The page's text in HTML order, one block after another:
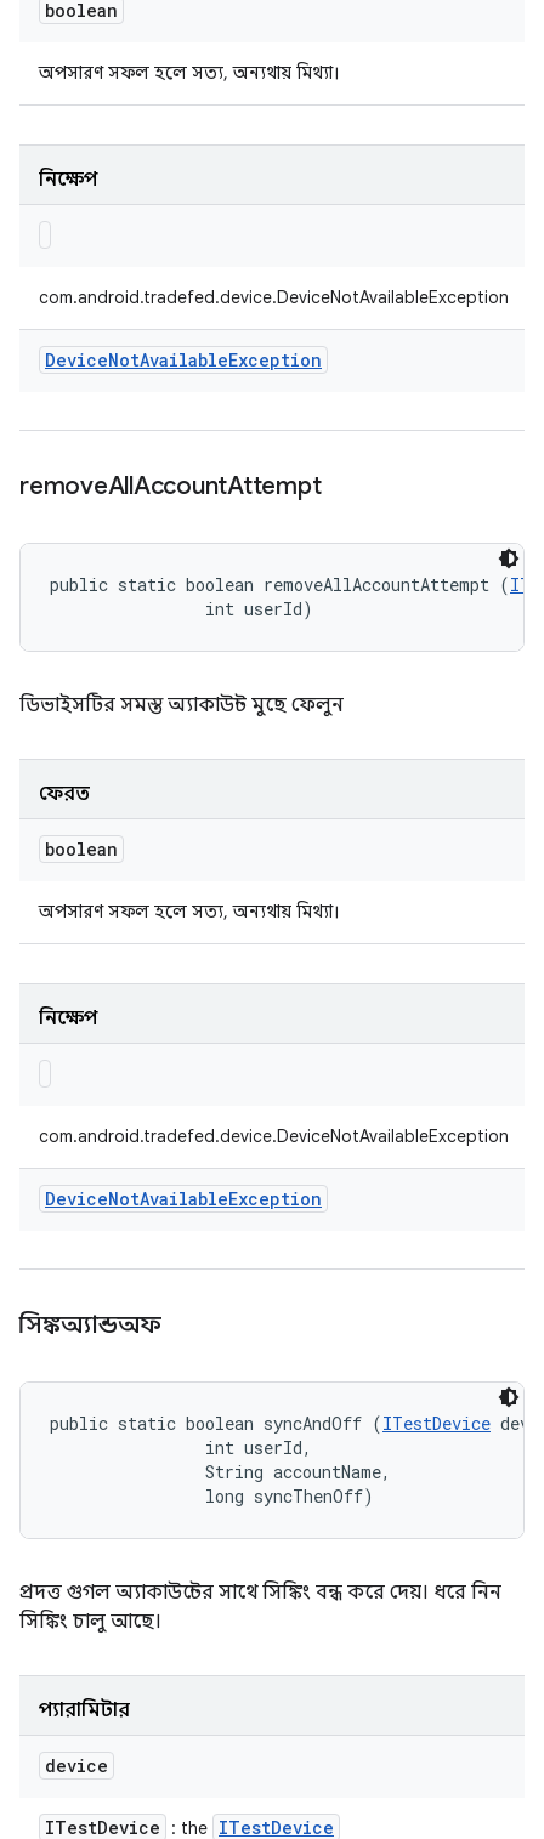
boolean
অপসারণ সফল হলে সত্য, অন্যথায় মিথ্যা।
নিক্ষেপ
com.android.tradefed.device.DeviceNotAvailableException
DeviceNotAvailableException
removeAllAccountAttempt
public static boolean removeAllAccountAttempt (
                int userId)
ডিভাইসটির সমস্ত অ্যাকাউন্ট মুছে ফেলুন
ফেরত
boolean
অপসারণ সফল হলে সত্য, অন্যথায় মিথ্যা।
নিক্ষেপ
com.android.tradefed.device.DeviceNotAvailableException
DeviceNotAvailableException
সিঙ্কঅ্যান্ডঅফ
public static boolean syncAndOff (ITestDevice
                int userId,
                String accountName,
                long syncThenOff)
প্রদত্ত গুগল অ্যাকাউন্টের সাথে সিঙ্কিং বন্ধ করে দেয়। ধরে নিন
সিঙ্কিং চালু আছে।
প্যারামিটার
device
ITestDevice : the ITestDevice